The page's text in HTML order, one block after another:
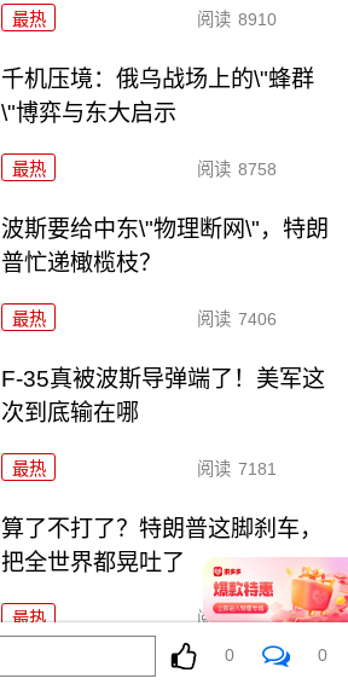
最热 阅读 8910
千机压境：俄乌战场上的\"蜂群
\"博弈与东大启示
最热 阅读 8758
波斯要给中东\"物理断网\"，特朗
普忙递橄榄枝？
最热 阅读 7406
F-35真被波斯导弹端了！美军这
次到底输在哪
最热 阅读 7181
算了不打了？特朗普这脚刹车，
把全世界都晃吐了
最热 阅读 16070
一张图让印度陷入死寂，五枚金
0 0